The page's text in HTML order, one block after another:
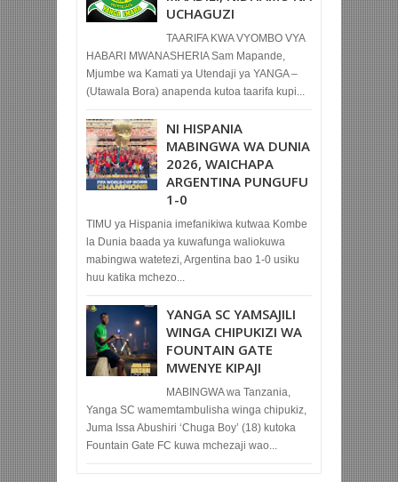
UCHAGUZI
TAARIFA KWA VYOMBO VYA
HABARI MWANASHERIA Sam Mapande,
Mjumbe wa Kamati ya Utendaji ya YANGA –
(Utawala Bora) anapenda kutoa taarifa kupi...
NI HISPANIA
MABINGWA WA DUNIA
2026, WAICHAPA
ARGENTINA PUNGUFU
1-0
TIMU ya Hispania imefanikiwa kutwaa Kombe
la Dunia baada ya kuwafunga waliokuwa
mabingwa watetezi, Argentina bao 1-0 usiku
huu katika mchezo...
YANGA SC YAMSAJILI
WINGA CHIPUKIZI WA
FOUNTAIN GATE
MWENYE KIPAJI
MABINGWA wa Tanzania,
Yanga SC wamemtambulisha winga chipukiz,
Juma Issa Abushiri ‘Chuga Boy’ (18) kutoka
Fountain Gate FC kuwa mchezaji wao...